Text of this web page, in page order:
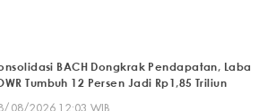
BACH Dongkrak Pendapatan, Laba
Tumbuh 12 Persen Jadi Rp1,85 Triliun
08/2026 12:03 WIB